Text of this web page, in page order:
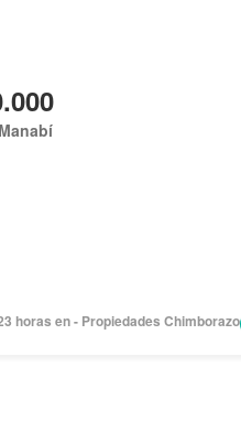
horas en - Propiedades Chimborazo